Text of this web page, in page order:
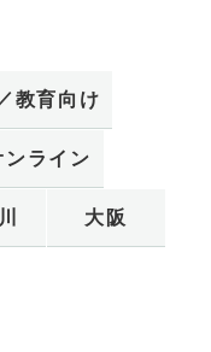
教育向け
ンライン
大阪